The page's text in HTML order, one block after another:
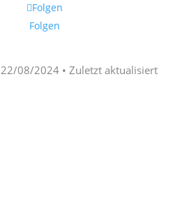
Folgen
Folgen
22/08/2024• Zuletzt aktualisiert